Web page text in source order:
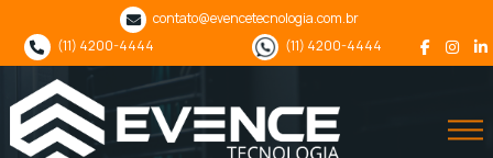
contato@evencetecnologia.com.br
(11) 4200-4444
(11) 4200-4444